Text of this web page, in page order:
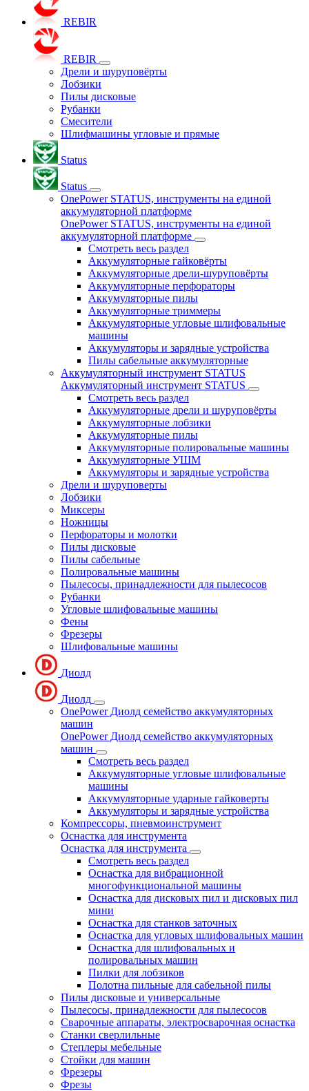
REBIR
REBIR
Дрели и шуруповёрты
Лобзики
Пилы дисковые
Рубанки
Смесители
Шлифмашины угловые и прямые
Status
Status
OnePower STATUS, инструменты на единой
аккумуляторной платформе
OnePower STATUS, инструменты на единой
аккумуляторной платформе
Смотреть весь раздел
Аккумуляторные гайковёрты
Аккумуляторные дрели-шуруповёрты
Аккумуляторные перфораторы
Аккумуляторные пилы
Аккумуляторные триммеры
Аккумуляторные угловые шлифовальные
машины
Аккумуляторы и зарядные устройства
Пилы сабельные аккумуляторные
Аккумуляторный инструмент STATUS
Аккумуляторный инструмент STATUS
Смотреть весь раздел
Аккумуляторные дрели и шуруповёрты
Аккумуляторные лобзики
Аккумуляторные пилы
Аккумуляторные полировальные машины
Аккумуляторные УШМ
Аккумуляторы и зарядные устройства
Дрели и шуруповерты
Лобзики
Миксеры
Ножницы
Перфораторы и молотки
Пилы дисковые
Пилы сабельные
Полировальные машины
Пылесосы, принадлежности для пылесосов
Рубанки
Угловые шлифовальные машины
Фены
Фрезеры
Шлифовальные машины
Диолд
Диолд
OnePower Диолд семейство аккумуляторных
машин
OnePower Диолд семейство аккумуляторных
машин
Смотреть весь раздел
Аккумуляторные угловые шлифовальные
машины
Аккумуляторные ударные гайковерты
Аккумуляторы и зарядные устройства
Компрессоры, пневмоинструмент
Оснастка для инструмента
Оснастка для инструмента
Смотреть весь раздел
Оснастка для вибрационной
многофункциональной машины
Оснастка для дисковых пил и дисковых пил
мини
Оснастка для станков заточных
Оснастка для угловых шлифовальных машин
Оснастка для шлифовальных и
полировальных машин
Пилки для лобзиков
Полотна пильные для сабельной пилы
Пилы дисковые и универсальные
Пылесосы, принадлежности для пылесосов
Сварочные аппараты, электросварочная оснастка
Станки сверлильные
Степлеры мебельные
Стойки для машин
Фрезеры
Фрезы